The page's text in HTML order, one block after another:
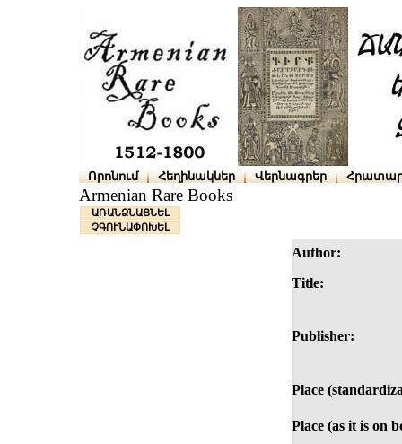
Որոնում Հեղինակներ Վերնագրեր
Armenian Rare Books
ԱՌԱՆՁՆԱՑՆԵԼ
ՉԳՈՒՆԱՓՈԽԵԼ
Author:
Title:
Publisher:
Place
Place (as it is on